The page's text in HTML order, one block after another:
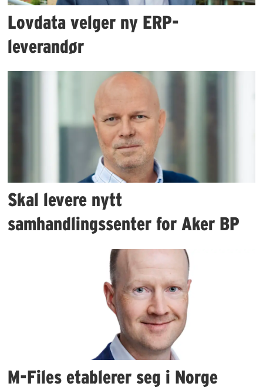
Lovdata velger ny ERP-
leverandør
Skal levere nytt
samhandlingssenter for Aker BP
M-Files etablerer seg i Norge